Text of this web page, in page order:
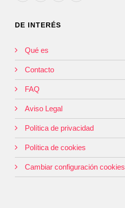
DE INTERÉS
Qué es
Contacto
FAQ
Aviso Legal
Política de privacidad
Política de cookies
Cambiar configuración cookies